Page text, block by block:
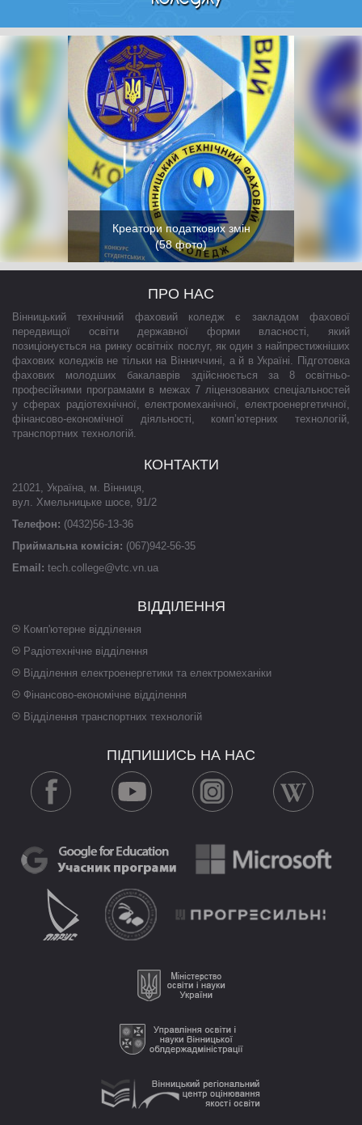
Креатори податкових змін
(58 фото)
ПРО НАС
Вінницький технічний фаховий коледж є закладом фахової
передвищої освіти державної форми власності, який
позиціонується на ринку освітніх послуг, як один з найпрестижніших
фахових коледжів не тільки на Вінниччині, а й в Україні. Підготовка
фахових молодших бакалаврів здійснюється за 8 освітньо-
професійними програмами в межах 7 ліцензованих спеціальностей
у сферах радіотехнічної, електромеханічної, електроенергетичної,
фінансово-економічної діяльності, комп’ютерних технологій,
транспортних технологій.
КОНТАКТИ
21021, Україна, м. Вінниця,
вул. Хмельницьке шосе, 91/2
Телефон: (0432)56-13-36
Приймальна комісія: (067)942-56-35
Email: tech.college@vtc.vn.ua
ВІДДІЛЕННЯ
Комп'ютерне відділення
Радіотехнічне відділення
Відділення електроенергетики та електромеханіки
Фінансово-економічне відділення
Відділення транспортних технологій
ПІДПИШИСЬ НА НАС